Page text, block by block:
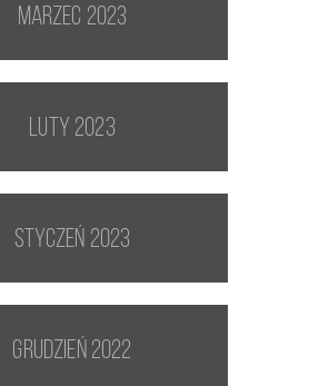
marzec 2023
luty 2023
styczeń 2023
grudzień 2022